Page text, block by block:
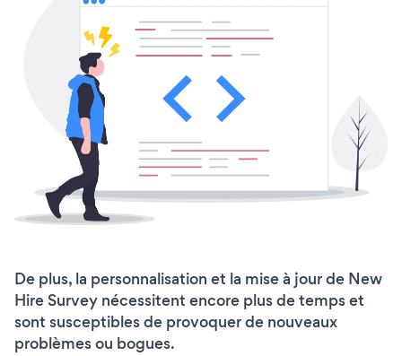
De plus, la personnalisation et la mise à jour de New
Hire Survey nécessitent encore plus de temps et
sont susceptibles de provoquer de nouveaux
problèmes ou bogues.